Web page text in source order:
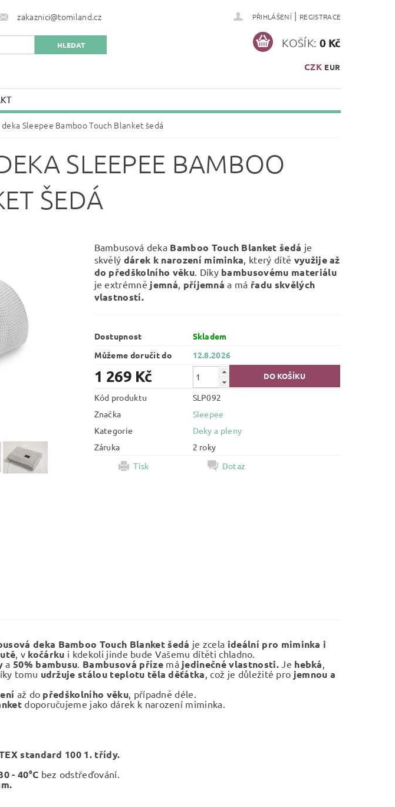
zakaznici@tomiland.cz PŘIHLÁŠENÍ | REGISTRACE
CZK EUR
KOŠÍK: 0 Kč
Sleepee Bamboo Touch Blanket šedá
SLEEPEE BAMBOO
ŠEDÁ
Bambusová deka Bamboo Touch Blanket šedá je
skvělý dárek k narození miminka, který dítě využije až
do předškolního věku. Díky bambusovému materiálu
je extrémně jemná, příjemná a má řadu skvělých
vlastností.
Dostupnost
Skladem
Můžeme doručit do
12.8.2026
1 269 Kč
Kód produktu
SLP092
Značka
Sleepee
Kategorie
Deky a pleny
Záruka
2 roky
Tisk
Dotaz
deka Bamboo Touch Blanket šedá je zcela ideální pro miminka i
, v kočárku i kdekoli jinde bude Vašemu dítěti chladno.
a 50% bambusu. Bambusová přízemá jedinečné vlastnosti.Je hebká,
tomu udržuje stálou teplotu těla děťátka, což je důležité pro jemnou a
až do předškolního věku, případně déle.
doporučujeme jako dárek k narození miminka.
standard 100 1. třídy.
- 40°C bez odstřeďování.